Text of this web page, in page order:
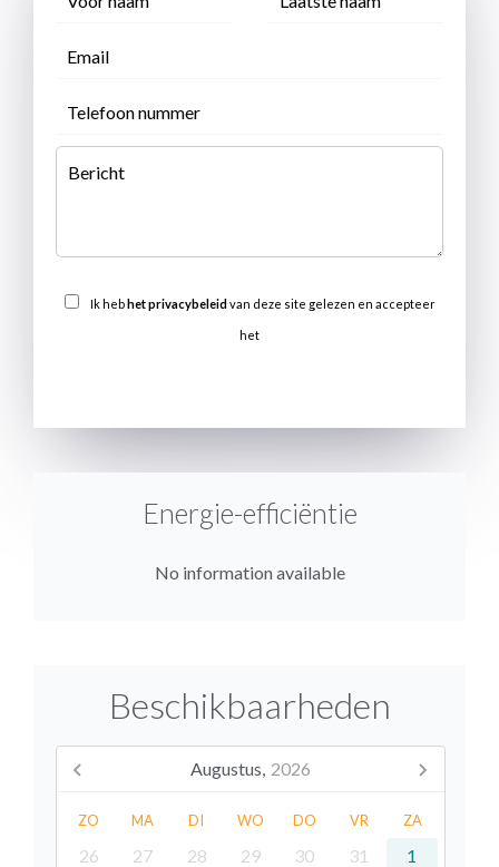
Ik hebhet privacybeleidvan deze site gelezen en accepteer
het
Energie-efficiëntie
No information available
Beschikbaarheden
Augustus, 2026
ZO MA DI WO DO VR ZA
26 27 28 29 30 31
1